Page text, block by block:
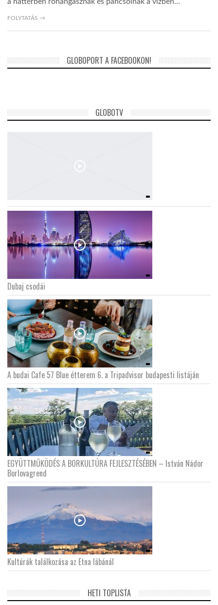
LINKTR.EE
FOLYTATÁS →
GLOBOPORT A FACEBOOKON!
GLOBOTV
Dubaj csodái
A budai Cafe 57 Blue étterem 6. a Tripadvisor budapesti listáján
EGYÜTTMŰKÖDÉS A BORKULTÚRA FEJLESZTÉSÉBEN – István Nádor
Borlovagrend
Kultúrák találkozása az Etna lábánál
HETI TOPLISTA